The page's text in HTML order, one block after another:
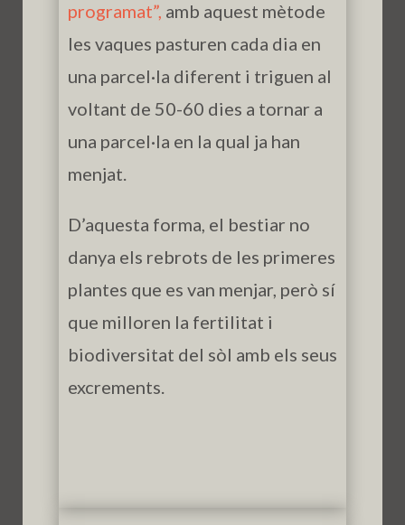
programat”, amb aquest mètode
les vaques pasturen cada dia en
una parcel·la diferent i triguen al
voltant de 50-60 dies a tornar a
una parcel·la en la qual ja han
menjat.
D’aquesta forma, el bestiar no
danya els rebrots de les primeres
plantes que es van menjar, però sí
que milloren la fertilitat i
biodiversitat del sòl amb els seus
excrements.